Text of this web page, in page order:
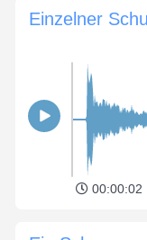
Einzelner
00:00:02